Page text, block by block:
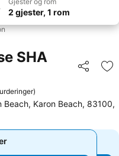
2 gjester, 1 rom
SHA
Del
)
Karon Beach, 83100,